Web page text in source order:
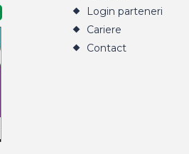
Login parteneri
Cariere
Contact